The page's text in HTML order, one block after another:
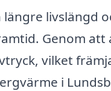
livslängd
Genom
vilket
i